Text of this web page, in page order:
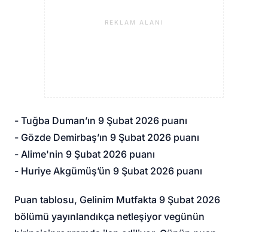
REKLAM ALANI
- Tuğba Duman’ın 9 Şubat 2026 puanı
- Gözde Demirbaş’ın 9 Şubat 2026 puanı
- Alime'nin 9 Şubat 2026 puanı
- Huriye Akgümüş’ün 9 Şubat 2026 puanı
Puan tablosu, Gelinim Mutfakta 9 Şubat 2026
bölümü yayınlandıkça netleşiyor vegünün